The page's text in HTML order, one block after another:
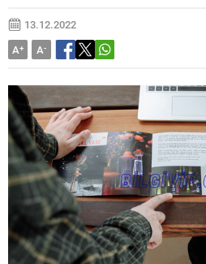
13.12.2022
A+ A-